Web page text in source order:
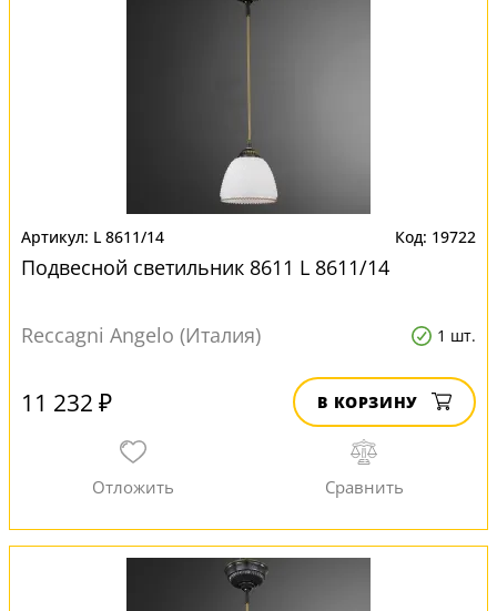
L 8611/14 19722
Подвесной светильник 8611 L 8611/14
Reccagni Angelo (Италия) 1 шт.
11 232 ₽ В КОРЗИНУ